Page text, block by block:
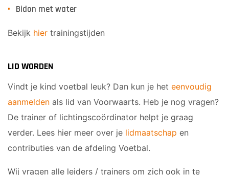
JO17-4
JO17-5
JO19-1
MO20-1
MO15-1
PUPILLEN
Bidon met water
Bekijk hier trainingstijden
LID WORDEN
Vindt je kind voetbal leuk? Dan kun je het eenvoudig
aanmelden als lid van Voorwaarts. Heb je nog vragen?
De trainer of lichtingscoördinator helpt je graag
verder. Lees hier meer over je lidmaatschap en
contributies van de afdeling Voetbal.
Wij vragen alle leiders / trainers om zich ook in te